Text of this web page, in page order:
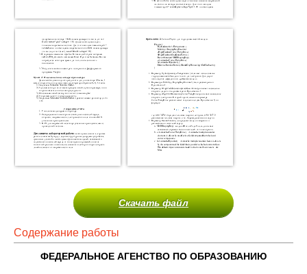
Скачать файл
Содержание работы
ФЕДЕРАЛЬНОЕ АГЕНСТВО ПО ОБРАЗОВАНИЮ